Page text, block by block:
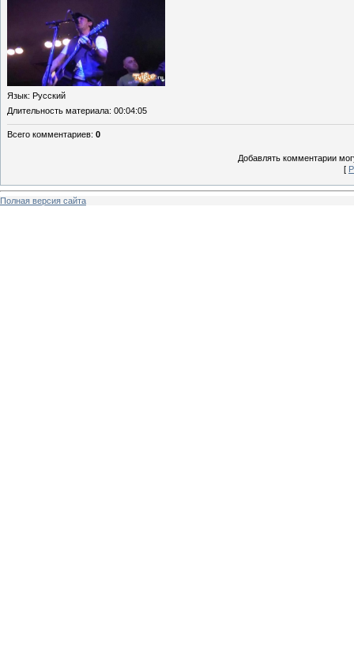
Язык: Русский
Длительность материала: 00:04:05
Всего комментариев: 0
Добавлять комментарии
[
Полная версия сайта